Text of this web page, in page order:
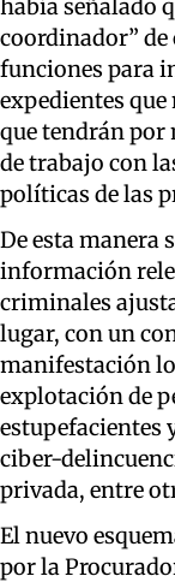
había señalado
coordinador”
funciones para
expedientes que
que tendrán por
de trabajo con
políticas de las
De esta manera
información
criminales
lugar, con un
manifestación
explotación de
estupefacientes
ciber-
privada, entre
El nuevo
por la